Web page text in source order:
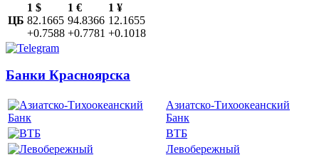
ЦБ
1 $
82.1665
+0.7588
1 €
94.8366
+0.7781
1 ¥
12.1655
+0.1018
Банки Красноярска
Азиатско-Тихоокеанский
Банк
ВТБ
Левобережный